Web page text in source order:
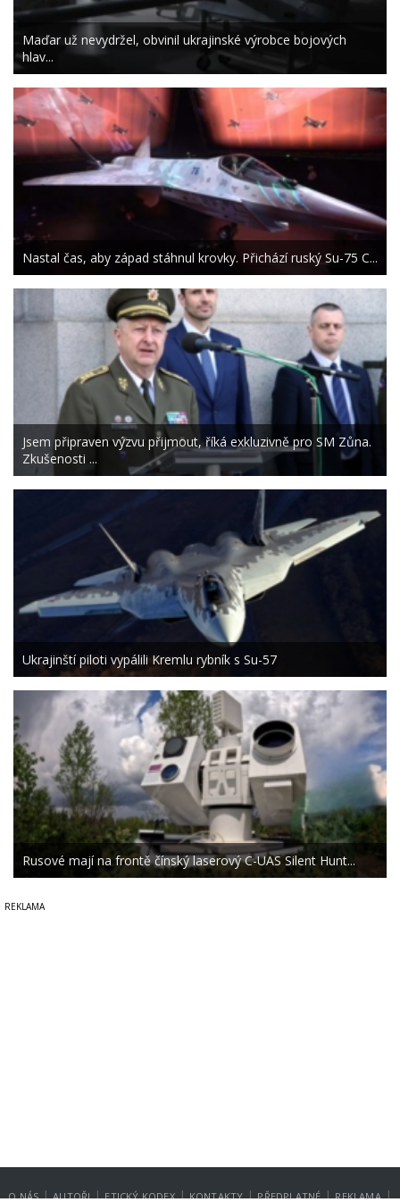
Maďar už nevydržel, obvinil ukrajinské výrobce bojových
hlav...
Nastal čas, aby západ stáhnul krovky. Přichází ruský Su-75 C...
Jsem připraven výzvu přijmout, říká exkluzivně pro SM Zůna.
Zkušenosti ...
Ukrajinští piloti vypálili Kremlu rybník s Su-57
Rusové mají na frontě čínský laserový C-UAS Silent Hunt...
O NÁS | AUTOŘI | ETICKÝ KODEX | KONTAKTY | PŘEDPLATNÉ | REKLAMA |